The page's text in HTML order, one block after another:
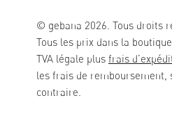
© gebana 2026. Tous droits
Tous les prix dans la
TVA légale plus frais
les frais de remboursement,
contraire.